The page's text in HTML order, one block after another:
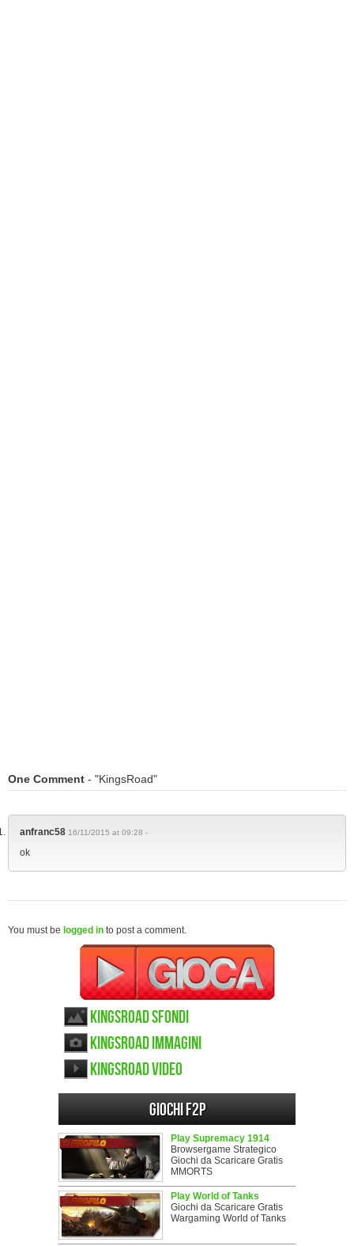
One Comment - "KingsRoad"
anfranc58 16/11/2015 at 09:28 -
ok
You must be logged in to post a comment.
KingsRoad sfondi
KingsRoad immagini
KingsRoad video
Giochi F2P
Play Supremacy 1914
Browsergame Strategico
Giochi da Scaricare Gratis
MMORTS
Play World of Tanks
Giochi da Scaricare Gratis
Wargaming World of Tanks